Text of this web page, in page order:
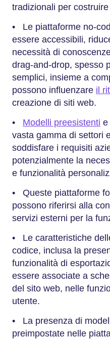
tradizionali per
• Le piattaforme no-
essere accessibili,
necessità di
drag-and-drop, spesso
semplici, insieme a
possono influenzare il
creazione di siti web.
• Modelli preesistenti e
vasta gamma di settori
soddisfare i requisiti
potenzialmente la
e funzionalità
• Queste piattaforme
possono riferirsi alla
servizi esterni per la
• Le caratteristiche
codice, inclusa la
funzionalità di
essere associate a
del sito web, nelle
utente.
• La presenza di
preimpostate nelle